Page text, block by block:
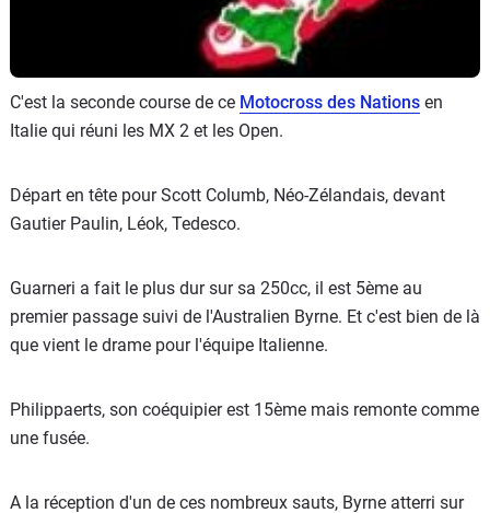
C'est la seconde course de ce Motocross des Nations en
Italie qui réuni les MX 2 et les Open.
Départ en tête pour Scott Columb, Néo-Zélandais, devant
Gautier Paulin, Léok, Tedesco.
Guarneri a fait le plus dur sur sa 250cc, il est 5ème au
premier passage suivi de l'Australien Byrne. Et c'est bien de là
que vient le drame pour l'équipe Italienne.
Philippaerts, son coéquipier est 15ème mais remonte comme
une fusée.
A la réception d'un de ces nombreux sauts, Byrne atterri sur